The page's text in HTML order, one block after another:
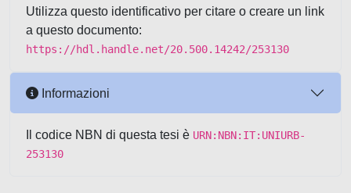
Utilizza questo identificativo per citare o creare un link
a questo documento:
https://hdl.handle.net/20.500.14242/253130
Informazioni
Il codice NBN di questa tesi è URN:NBN:IT:UNIURB-
253130